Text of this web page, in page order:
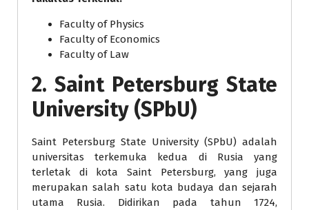
Faculty of Physics
Faculty of Economics
Faculty of Law
2. Saint Petersburg State
University (SPbU)
Saint Petersburg State University (SPbU) adalah
universitas terkemuka kedua di Rusia yang
terletak di kota Saint Petersburg, yang juga
merupakan salah satu kota budaya dan sejarah
utama Rusia. Didirikan pada tahun 1724,